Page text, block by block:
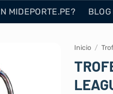
MIDEPORTE.PE? BLOG
Inicio /